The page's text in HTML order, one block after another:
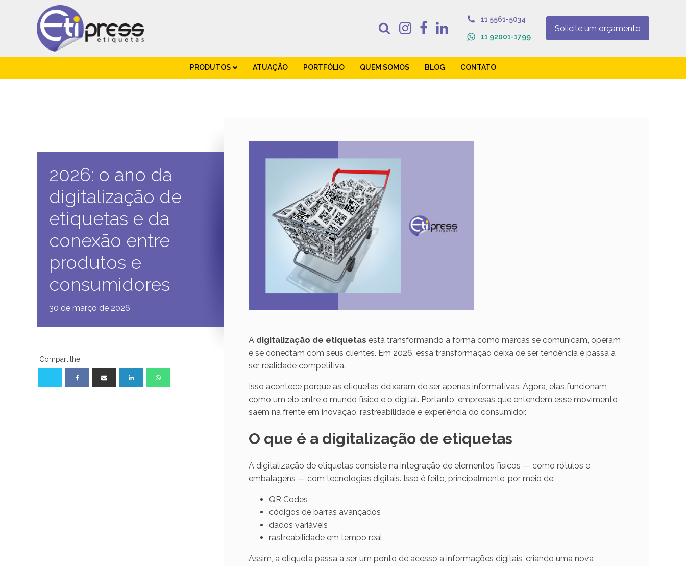
11 5561-5034
11 92001-1799
Solicite um orçamento
PRODUTOS ATUAÇÃO PORTFÓLIO QUEM SOMOS BLOG CONTATO
2026: o ano da
digitalização de
etiquetas e da
conexão entre
produtos e
consumidores
30 de março de 2026
Compartilhe:
A digitalização de etiquetas está transformando a forma como marcas se comunicam, operam
e se conectam com seus clientes. Em 2026, essa transformação deixa de ser tendência e passa a
ser realidade competitiva.
Isso acontece porque as etiquetas deixaram de ser apenas informativas. Agora, elas funcionam
como um elo entre o mundo físico e o digital. Portanto, empresas que entendem esse movimento
saem na frente em inovação, rastreabilidade e experiência do consumidor.
O que é a digitalização de etiquetas
A digitalização de etiquetas consiste na integração de elementos físicos — como rótulos e
embalagens — com tecnologias digitais. Isso é feito, principalmente, por meio de:
QR Codes
códigos de barras avançados
dados variáveis
rastreabilidade em tempo real
Assim, a etiqueta passa a ser um ponto de acesso a informações digitais, criando uma nova